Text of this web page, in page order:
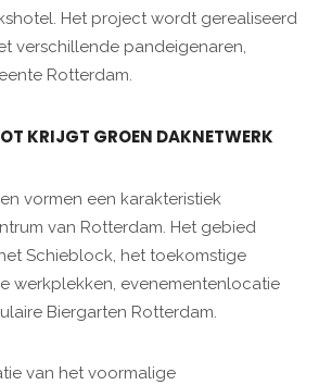
Het project wordt gerealiseerd
verschillende pandeigenaren,
Rotterdam.
KRIJGT GROEN DAKNETWERK
vormen een karakteristiek
van Rotterdam. Het gebied
Schieblock, het toekomstige
werkplekken, evenementenlocatie
Biergarten Rotterdam.
van het voormalige